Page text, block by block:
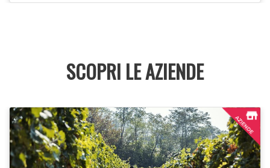
SCOPRI LE AZIENDE